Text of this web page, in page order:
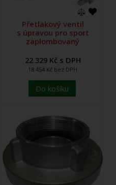
Přetlakový ventil
s úpravou pro sport
zaplombovaný
22 329 Kč s DPH
18 454 Kč bez DPH
Do košíku